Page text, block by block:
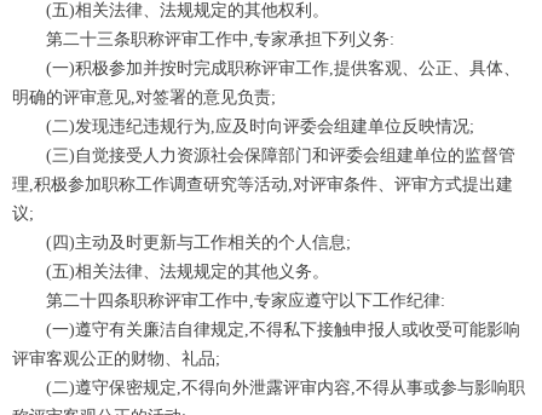
(五)相关法律、法规规定的其他权利。
第二十三条职称评审工作中,专家承担下列义务:
(一)积极参加并按时完成职称评审工作,提供客观、公正、具体、
明确的评审意见,对签署的意见负责;
(二)发现违纪违规行为,应及时向评委会组建单位反映情况;
(三)自觉接受人力资源社会保障部门和评委会组建单位的监督管
理,积极参加职称工作调查研究等活动,对评审条件、评审方式提出建
议;
(四)主动及时更新与工作相关的个人信息;
(五)相关法律、法规规定的其他义务。
第二十四条职称评审工作中,专家应遵守以下工作纪律:
(一)遵守有关廉洁自律规定,不得私下接触申报人或收受可能影响
评审客观公正的财物、礼品;
(二)遵守保密规定,不得向外泄露评审内容,不得从事或参与影响职